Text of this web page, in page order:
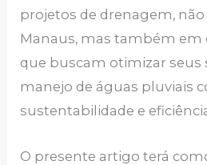
projetos de drenagem, não
Manaus, mas também em
que buscam otimizar seus
manejo de águas pluviais
sustentabilidade e
O presente artigo terá